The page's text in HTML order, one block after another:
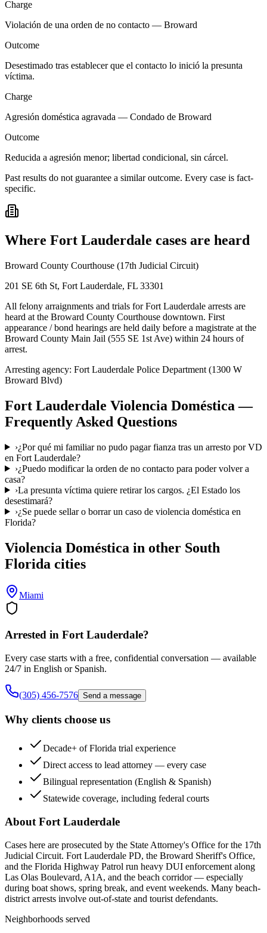
Charge
Violación de una orden de no contacto — Broward
Outcome
Desestimado tras establecer que el contacto lo inició la presunta
víctima.
Charge
Agresión doméstica agravada — Condado de Broward
Outcome
Reducida a agresión menor; libertad condicional, sin cárcel.
Past results do not guarantee a similar outcome. Every case is fact-
specific.
Where Fort Lauderdale cases are heard
Broward County Courthouse (17th Judicial Circuit)
201 SE 6th St, Fort Lauderdale, FL 33301
All felony arraignments and trials for Fort Lauderdale arrests are
heard at the Broward County Courthouse downtown. First
appearance / bond hearings are held daily before a magistrate at the
Broward County Main Jail (555 SE 1st Ave) within 24 hours of
arrest.
Arresting agency: Fort Lauderdale Police Department (1300 W
Broward Blvd)
Fort Lauderdale Violencia Doméstica —
Frequently Asked Questions
›¿Por qué mi familiar no pudo pagar fianza tras un arresto por VD
en Fort Lauderdale?
›¿Puedo modificar la orden de no contacto para poder volver a
casa?
›La presunta víctima quiere retirar los cargos. ¿El Estado los
desestimará?
›¿Se puede sellar o borrar un caso de violencia doméstica en
Florida?
Violencia Doméstica in other South
Florida cities
Miami
Arrested in Fort Lauderdale?
Every case starts with a free, confidential conversation — available
24/7 in English or Spanish.
(305) 456-7576 Send a message
Why clients choose us
Decade+ of Florida trial experience
Direct access to lead attorney — every case
Bilingual representation (English & Spanish)
Statewide coverage, including federal courts
About Fort Lauderdale
Cases here are prosecuted by the State Attorney's Office for the 17th
Judicial Circuit. Fort Lauderdale PD, the Broward Sheriff's Office,
and the Florida Highway Patrol run heavy DUI enforcement along
Las Olas Boulevard, A1A, and the beach corridor — especially
during boat shows, spring break, and event weekends. Many beach-
district arrests involve out-of-state and tourist defendants.
Neighborhoods served